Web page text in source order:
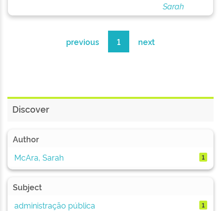
Sarah
previous 1 next
Discover
Author
McAra, Sarah
1
Subject
administração pública
1